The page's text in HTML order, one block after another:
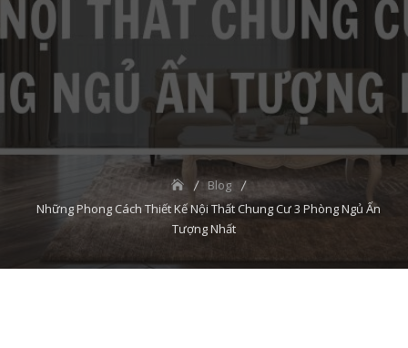
Blog
Những Phong Cách Thiết Kế Nội Thất Chung Cư 3 Phòng Ngủ Ấn
Tượng Nhất